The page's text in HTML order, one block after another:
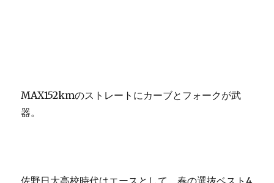
MAX152kmのストレートにカーブとフォークが武
器。